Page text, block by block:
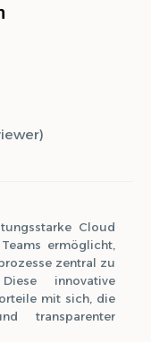
Cloud
ermöglicht,
zentral zu
innovative
mit sich, die
transparenter